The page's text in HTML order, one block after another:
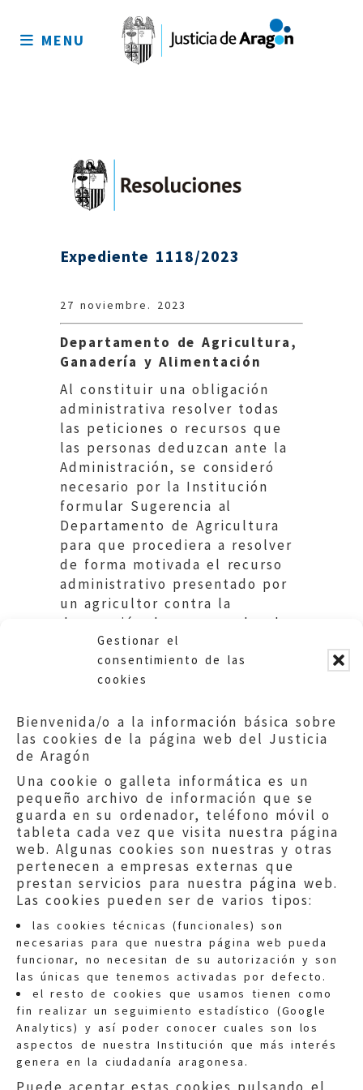
Gestionar el
consentimiento de las
cookies
Bienvenida/o a la información básica sobre
las cookies de la página web del Justicia
de Aragón
Una cookie o galleta informática es un
pequeño archivo de información que se
guarda en su ordenador, teléfono móvil o
tableta cada vez que visita nuestra página
web. Algunas cookies son nuestras y otras
pertenecen a empresas externas que
prestan servicios para nuestra página web.
Las cookies pueden ser de varios tipos:
las cookies técnicas (funcionales) son
necesarias para que nuestra página web pueda
funcionar, no necesitan de su autorización y son
las únicas que tenemos activadas por defecto.
el resto de cookies que usamos tienen como
fin realizar un seguimiento estadístico (Google
Analytics) y así poder conocer cuales son los
aspectos de nuestra Institución que más interés
genera en la ciudadanía aragonesa.
sitio
MENU
Expediente 1118/2023
27 noviembre. 2023
Departamento de Agricultura,
Ganadería y Alimentación
Al constituir una obligación
administrativa resolver todas
las peticiones o recursos que
las personas deduzcan ante la
Administración, se consideró
necesario por la Institución
formular Sugerencia al
Departamento de Agricultura
para que procediera a resolver
de forma motivada el recurso
administrativo presentado por
un agricultor contra la
denegación de unas ayudas de
la PAC
Quejas:quejas@eljusticiadearagon.es
Información general:
informacion@eljusticiadearagon.es
Teléfonos:900 210 210/